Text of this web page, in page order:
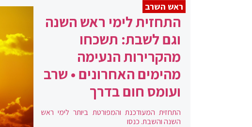
ראש השרב
התחזית לימי ראש השנה
וגם לשבת: תשכחו
מהקרירות הנעימה
מהימים האחרונים • שרב
ועומס חום בדרך
התחזית המעודכנת והמפורטת ביותר לימי ראש
השנה והשבת. כנסו